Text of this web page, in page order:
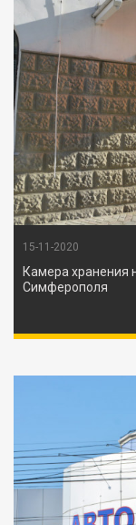
15-11-2020
Камера хранения
Симферополя